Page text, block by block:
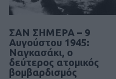
ΣΑΝ ΣΗΜΕΡΑ – 9
Αυγούστου 1945:
Ναγκασάκι, ο
δεύτερος ατομικός
βομβαρδισμός